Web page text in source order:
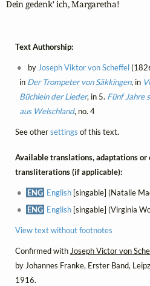
Dein gedenk' ich, Margaretha!
Text Authorship:
by Joseph Viktor von Scheffel
in Der Trompeter von Säkkingen, in
Büchlein der Lieder, in 5. Fünf Jahre
aus Welschland, no. 4
See othersettings of this text.
Available translations, adaptations or
transliterations (if applicable):
ENG English [singable] (Natalie
ENG English [singable] (Virginia
View text without footnotes
Confirmed withJoseph Victor von
by Johannes Franke, Erster Band,
1916.